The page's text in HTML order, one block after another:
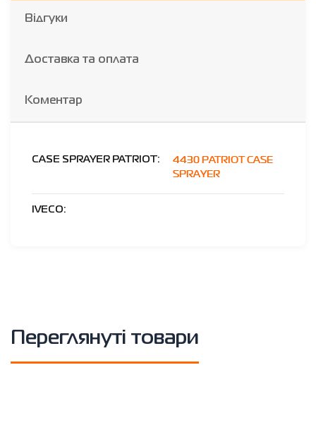
Відгуки
Доставка та оплата
Коментар
CASE SPRAYER PATRIOT:
4430 PATRIOT CASE
SPRAYER
IVECO:
Переглянуті товари